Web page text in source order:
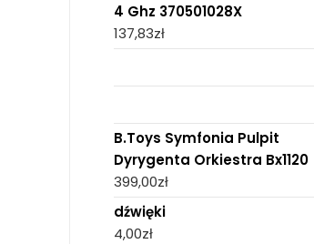
4 Ghz 370501028X
137,83zł
B.Toys Symfonia Pulpit
Dyrygenta Orkiestra Bx1120
399,00zł
dźwięki
4,00zł